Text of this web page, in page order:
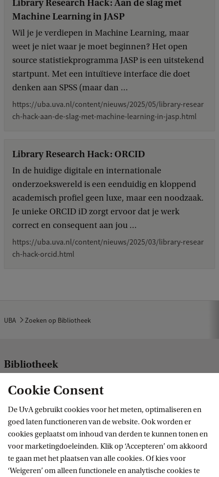
Library Research Hack: Aan de slag met
Machine Learning in JASP
Wil je je verdiepen in Machine Learning, maar
weet je niet waar je moet beginnen? Het open
source statistiekprogramma JASP is een uitstekend
startpunt. Met een intuïtieve interface die doet
denken aan SPSS (maar dan ...
https://uba.uva.nl/content/nieuws/2025/05/library-resear
ch-hack-aan-de-slag-met-machine-learning-in-jasp.html
Library Research Hack: ORCID
In de huidige digitale en internationale
onderzoekswereld is een eenduidig en kloppend
academisch profiel geen luxe, maar een noodzaak.
Je unieke ORCID iD zorgt ervoor dat je werk
correct en consequent aan jou ...
https://uba.uva.nl/content/nieuws/2025/03/library-resear
ch-hack-orcid.html
UBA Zoeken op Bibliotheek
Bibliotheek
Praktisch
CatalogusPlus
Specials
Cookie Consent
De UvA gebruikt cookies voor het meten, optimaliseren en
goed laten functioneren van de website. Ook worden er
cookies geplaatst om inhoud van derden te kunnen tonen en
voor marketingdoeleinden. Klik op ‘Accepteren’ om akkoord
te gaan met het plaatsen van alle cookies. Of kies voor
‘Weigeren’ om alleen functionele en analytische cookies te